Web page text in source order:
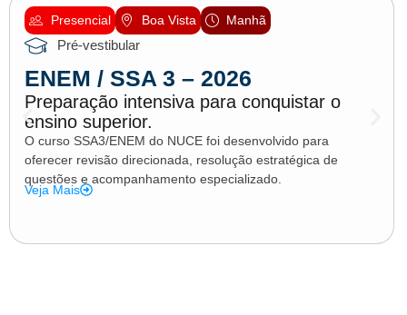
Presencial Boa Vista Manhã
Pré-vestibular
ENEM / SSA 3 – 2026
Preparação intensiva para conquistar o
ensino superior.
O curso SSA3/ENEM do NUCE foi desenvolvido para
oferecer revisão direcionada, resolução estratégica de
questões e acompanhamento especializado.
Veja Mais